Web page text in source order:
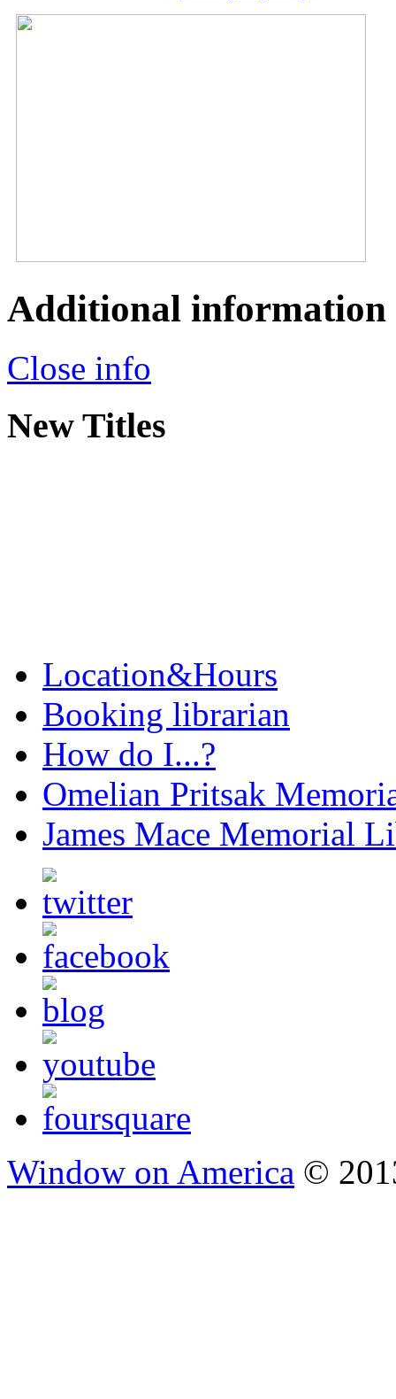
Additional information
Close info
New Titles
Location&Hours
Booking librarian
How do I...?
Omelian Pritsak
James Mace Memorial
Window on America ©